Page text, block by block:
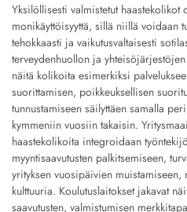
Yksilöllisesti valmistetut haastekolikot
monikäyttöisyyttä, sillä niillä voidaan
tehokkaasti ja vaikutusvaltaisesti
terveydenhuollon ja
näitä kolikoita esimerkiksi
suorittamisen, poikkeuksellisen
tunnustamiseen säilyttäen samalla
kymmeniin vuosiin takaisin.
haastekolikoita integroidaan
myyntisaavutusten palkitsemiseen,
yrityksen vuosipäivien muistamiseen,
kulttuuria. Koulutuslaitokset jakavat
saavutusten, valmistumisen